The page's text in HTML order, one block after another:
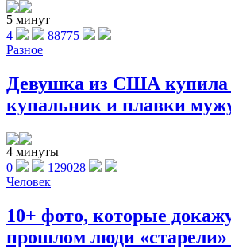
5 минут
4
88775
Разное
Девушка из США купила
купальник и плавки
4 минуты
0
129028
Человек
10+ фото, которые
прошлом люди «старели»